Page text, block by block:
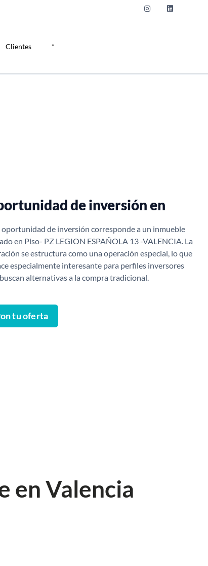
Clientes *
de inversión en
oportunidad de inversión corresponde a un inmueble
en Piso- PZ LEGION ESPAÑOLA 13 -VALENCIA. La
se estructura como una operación especial, lo que
especialmente interesante para perfiles inversores
alternativas a la compra tradicional.
tu oferta
en Valencia